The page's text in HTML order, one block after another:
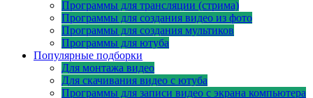
Программы для трансляции (стрима)
Программы для создания видео из фото
Программы для создания мультиков
Программы для ютуба
Популярные подборки
Для монтажа видео
Для скачивания видео с ютуба
Программы для записи видео с экрана компьютера